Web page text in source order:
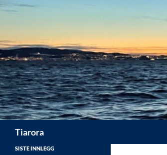
Hopp
Tiarora
SISTE INNLEGG